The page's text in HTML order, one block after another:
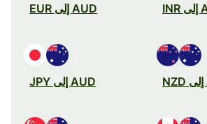
AUD إلى EUR
AUD إلى JPY